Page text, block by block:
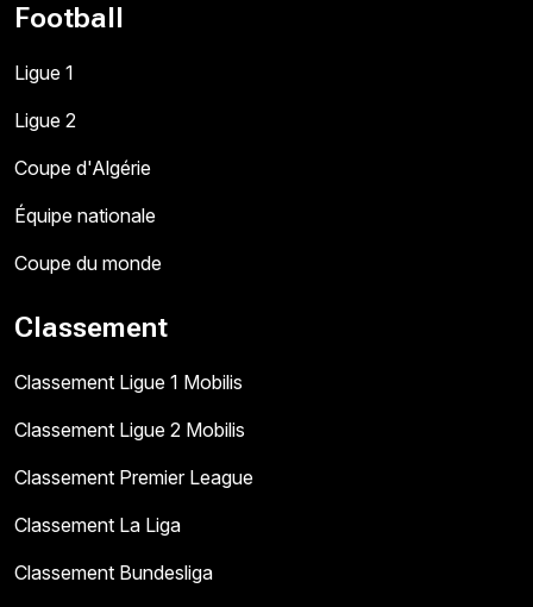
Football
Ligue 1
Ligue 2
Coupe d'Algérie
Équipe nationale
Coupe du monde
Classement
Classement Ligue 1 Mobilis
Classement Ligue 2 Mobilis
Classement Premier League
Classement La Liga
Classement Bundesliga